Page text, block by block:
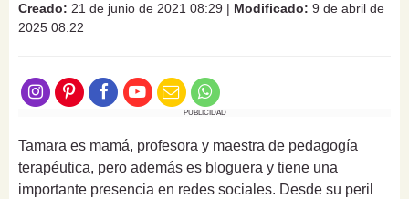
Creado: 21 de junio de 2021 08:29 | Modificado: 9 de abril de
2025 08:22
PUBLICIDAD
Tamara es mamá, profesora y maestra de pedagogía
terapéutica, pero además es bloguera y tiene una
importante presencia en redes sociales. Desde su peril